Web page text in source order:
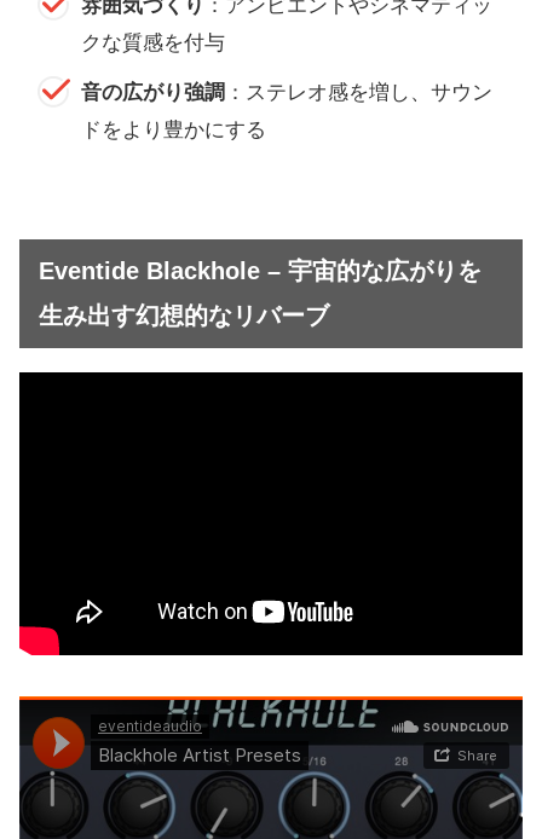
雰囲気づくり ：アンビエントやシネマティッ
クな質感を付与
音の広がり強調 ：ステレオ感を増し、サウン
ドをより豊かにする
Eventide Blackhole – 宇宙的な広がりを
生み出す幻想的なリバーブ